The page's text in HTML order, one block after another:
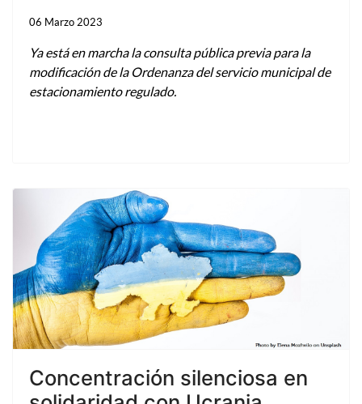
06 Marzo 2023
Ya está en marcha la consulta pública previa para la
modificación de la Ordenanza del servicio municipal de
estacionamiento regulado.
Concentración silenciosa en